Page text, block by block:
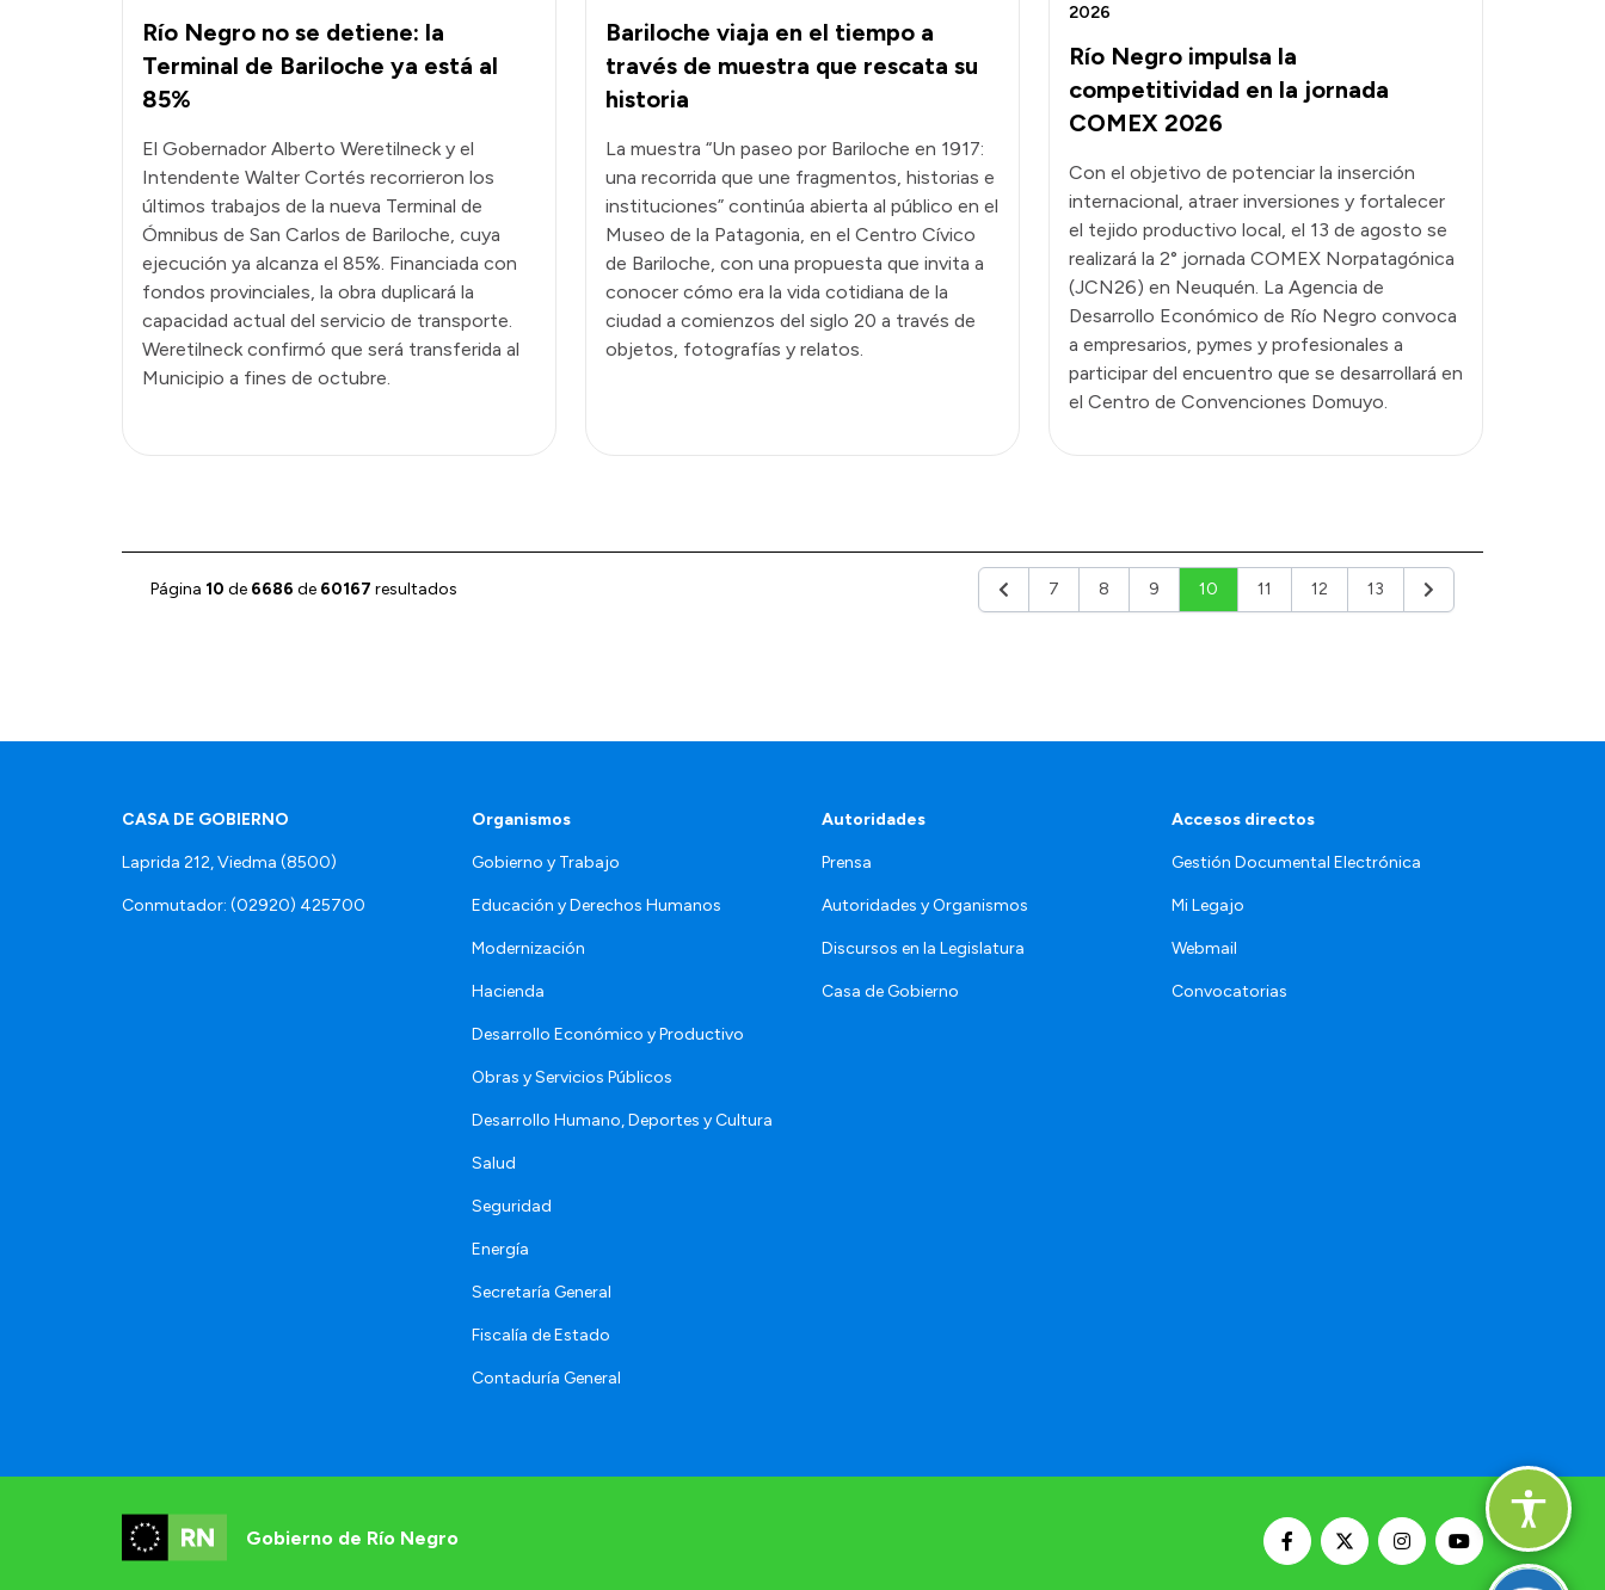
Río Negro no se detiene: la
Terminal de Bariloche ya está al
85%
El Gobernador Alberto Weretilneck y el
Intendente Walter Cortés recorrieron los
últimos trabajos de la nueva Terminal de
Ómnibus de San Carlos de Bariloche, cuya
ejecución ya alcanza el 85%. Financiada con
fondos provinciales, la obra duplicará la
capacidad actual del servicio de transporte.
Weretilneck confirmó que será transferida al
Municipio a fines de octubre.
Bariloche viaja en el tiempo a
través de muestra que rescata su
historia
La muestra “Un paseo por Bariloche en 1917:
una recorrida que une fragmentos, historias e
instituciones” continúa abierta al público en el
Museo de la Patagonia, en el Centro Cívico
de Bariloche, con una propuesta que invita a
conocer cómo era la vida cotidiana de la
ciudad a comienzos del siglo 20 a través de
objetos, fotografías y relatos.
Río Negro impulsa la
competitividad en la jornada
COMEX 2026
2026
Con el objetivo de potenciar la inserción
internacional, atraer inversiones y fortalecer
el tejido productivo local, el 13 de agosto se
realizará la 2° jornada COMEX Norpatagónica
(JCN26) en Neuquén. La Agencia de
Desarrollo Económico de Río Negro convoca
a empresarios, pymes y profesionales a
participar del encuentro que se desarrollará en
el Centro de Convenciones Domuyo.
Página 10 de 6686 de 60167 resultados Anterior7 8 9 10 11 12 13 Siguiente
CASA DE GOBIERNO
Laprida 212, Viedma (8500)
Conmutador: (02920) 425700
Organismos
Gobierno y Trabajo
Educación y Derechos Humanos
Modernización
Hacienda
Desarrollo Económico y Productivo
Obras y Servicios Públicos
Desarrollo Humano, Deportes y Cultura
Salud
Seguridad
Energía
Secretaría General
Fiscalía de Estado
Contaduría General
Autoridades
Prensa
Autoridades y Organismos
Discursos en la Legislatura
Casa de Gobierno
Accesos directos
Gestión Documental Electrónica
Mi Legajo
Webmail
Convocatorias
Gobierno de Río Negro